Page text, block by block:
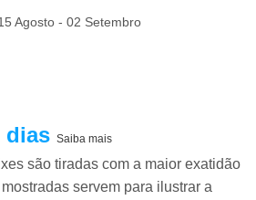
Agosto - 02 Setembro
dias Saiba mais
são tiradas com a maior exatidão
servem para ilustrar a